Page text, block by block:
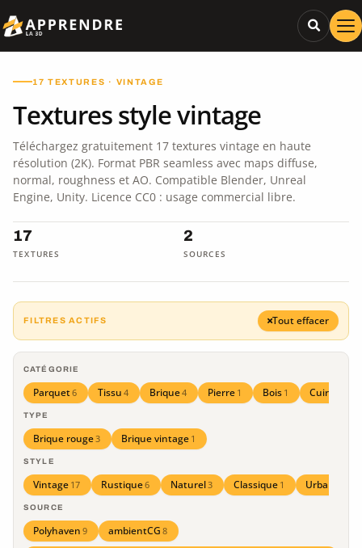
17 TEXTURES · VINTAGE
Textures style vintage
Téléchargez gratuitement 17 textures vintage en haute
résolution (2K). Format PBR seamless avec maps diffuse,
normal, roughness et AO. Compatible Blender, Unreal
Engine, Unity. Licence CC0 : usage commercial libre.
17
TEXTURES
2
SOURCES
FILTRES ACTIFS Tout effacer
CATÉGORIE
Parquet6 Tissu 4 Brique4 Pierre 1 Bois 1 Cuir
TYPE
Brique rouge 3 Brique vintage 1
STYLE
Vintage 17 Rustique6 Naturel 3 Classique 1 Urbain
SOURCE
Polyhaven 9 ambientCG 8